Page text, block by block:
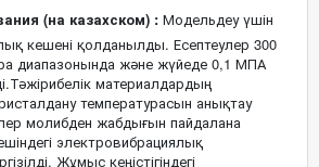
(на казахском) : Модельдеу үшін
кешені қолданылды. Есептеулер 300
диапазонында және жүйеде 0,1 МПА
материалдардың
температурасын анықтау
молибден жабдығын пайдалана
электровибрациялық
Жұмыс кеңістігіндегі